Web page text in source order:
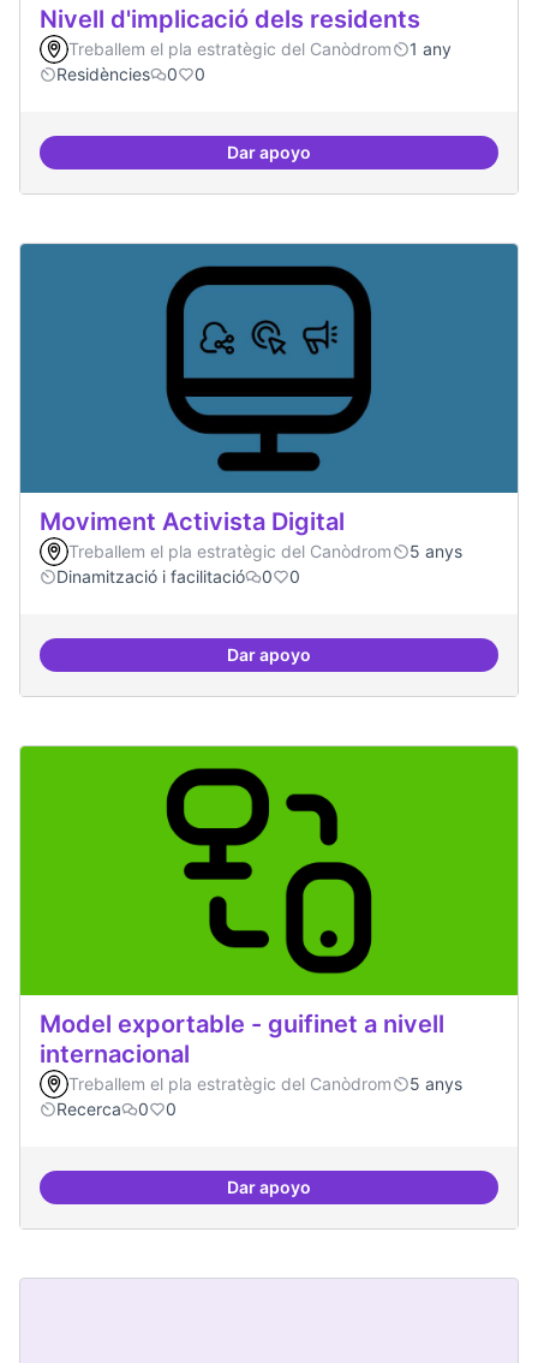
Nivell d'implicació dels residents
Treballem el pla estratègic del Canòdrom
1 any
Residències
0 0
Dar apoyoNivell d'implicació dels residents
Moviment Activista Digital
Treballem el pla estratègic del Canòdrom
5 anys
Dinamització i facilitació
0 0
Dar apoyoMoviment Activista Digital
Model exportable - guifinet a nivell
internacional
Treballem el pla estratègic del Canòdrom
5 anys
Recerca
0 0
Dar apoyoModel exportable - guifinet a